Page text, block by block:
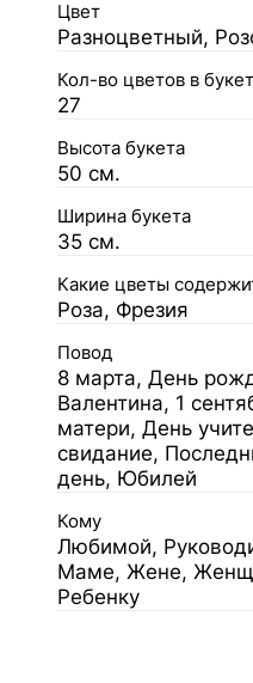
Цвет
Разноцветный,
Кол-во цветов в
27
Высота букета
50 см.
Ширина букета
35 см.
Какие цветы
Роза, Фрезия
Повод
8 марта, День
Валентина, 1
матери, День
свидание,
день, Юбилей
Кому
Любимой,
Маме, Жене,
Ребенку